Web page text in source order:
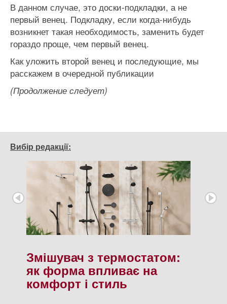
В данном случае, это доски-подкладки, а не
первый венец. Подкладку, если когда-нибудь
возникнет такая необходимость, заменить будет
гораздо проще, чем первый венец.
Как уложить второй венец и последующие, мы
расскажем в очередной публикации
(Продолжение следует)
Вибір редакції:
Змішувач з термостатом:
як форма впливає на
комфорт і стиль